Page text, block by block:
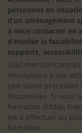
personnes en
d’un aménagement
à nous contacter en
d’étudier la
supports,
Sauf mention
inscriptions à nos
jour ouvré précédant
disponibles. Si vous
formation (Afdas,
est à effectuer au
formation.